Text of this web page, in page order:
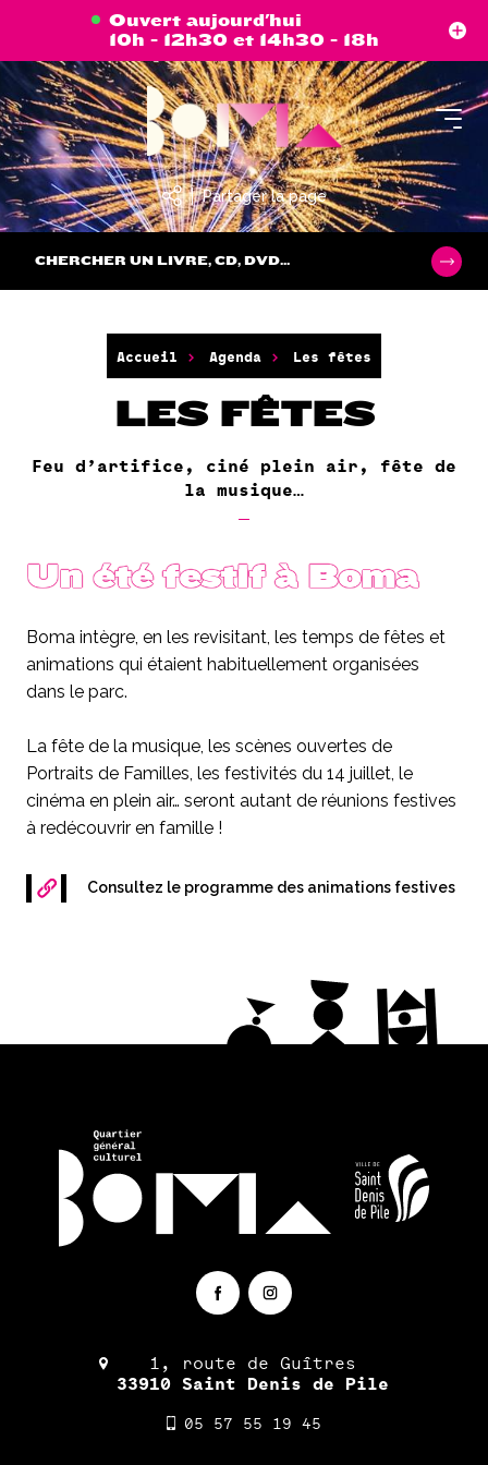
principal
Ouvert aujourd'hui
10h - 12h30 et 14h30 - 18h
CHERCHER UN LIVRE, CD, DVD...
Partager la page
Accueil Agenda Les fêtes
LES FÊTES
Feu d’artifice, ciné plein air, fête de
la musique…
Un été festif à Boma
Boma intègre, en les revisitant, les temps de fêtes et
animations qui étaient habituellement organisées
dans le parc.
La fête de la musique, les scènes ouvertes de
Portraits de Familles, les festivités du 14 juillet, le
cinéma en plein air… seront autant de réunions festives
à redécouvrir en famille !
Consultez le programme des animations festives
1, route de Guîtres
33910 Saint Denis de Pile
05 57 55 19 45